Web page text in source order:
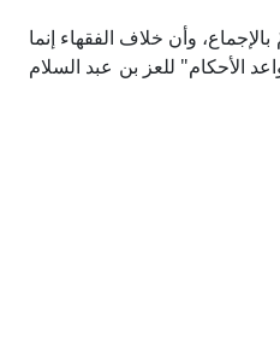
وأن خلاف الفقهاء إنما
شرح المهذب" (3/ 164). وفي كتاب "قواعد الأحكام" للعز بن عبد السلام